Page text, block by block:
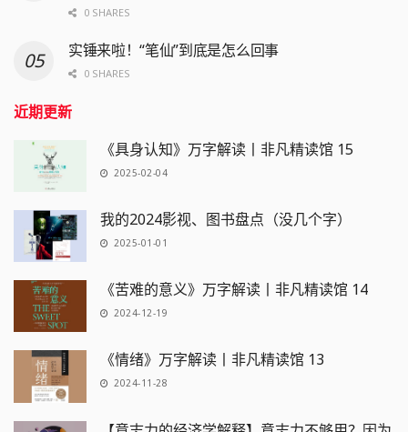
0 SHARES
实锤来啦！“笔仙”到底是怎么回事
0 SHARES
近期更新
《具身认知》万字解读丨非凡精读馆 15
2025-02-04
我的2024影视、图书盘点（没几个字）
2025-01-01
《苦难的意义》万字解读丨非凡精读馆 14
2024-12-19
《情绪》万字解读丨非凡精读馆 13
2024-11-28